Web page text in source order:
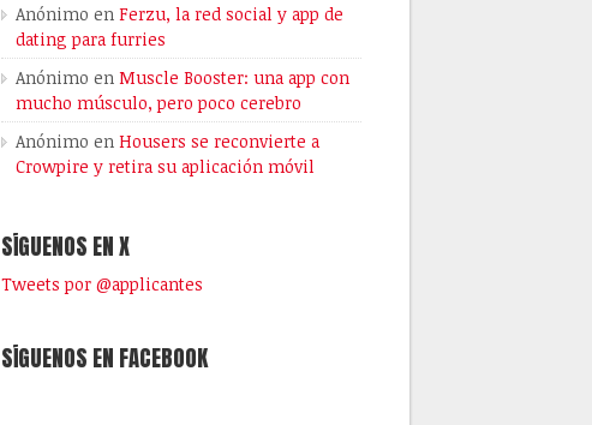
Anónimo en Ferzu, la red social y app de
dating para furries
Anónimo en Muscle Booster: una app con
mucho músculo, pero poco cerebro
Anónimo en Housers se reconvierte a
Crowpire y retira su aplicación móvil
SÍGUENOS EN X
Tweets por @applicantes
SÍGUENOS EN FACEBOOK